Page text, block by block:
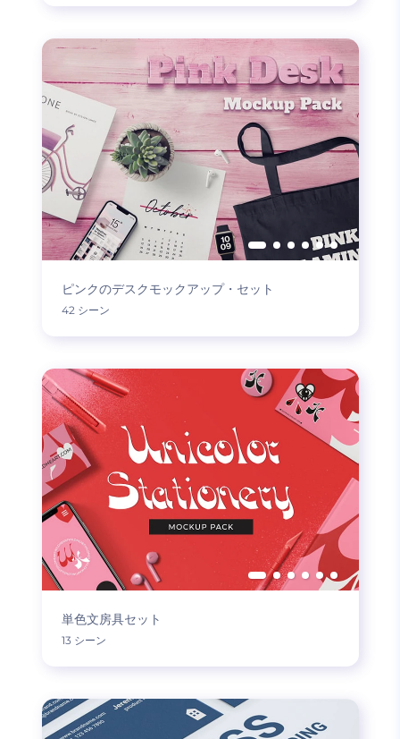
ピンクのデスクモックアップ・セット
42 シーン
単色文房具セット
13 シーン